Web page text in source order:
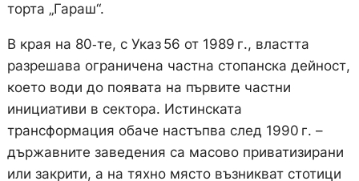
торта „Гараш“.
В края на 80‑те, с Указ 56 от 1989 г., властта
разрешава ограничена частна стопанска дейност,
което води до появата на първите частни
инициативи в сектора. Истинската
трансформация обаче настъпва след 1990 г. –
държавните заведения са масово приватизирани
или закрити, а на тяхно място възникват стотици